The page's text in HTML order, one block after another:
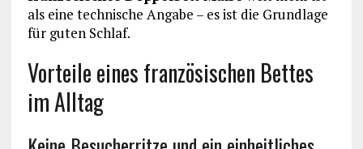
als eine technische Angabe – es ist die Grundlage
für guten Schlaf.
Vorteile eines französischen Bettes
im Alltag